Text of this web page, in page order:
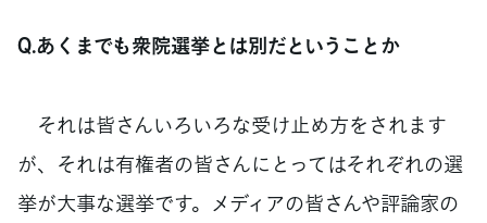
Q.あくまでも衆院選挙とは別だということか
それは皆さんいろいろな受け止め方をされます
が、それは有権者の皆さんにとってはそれぞれの選
挙が大事な選挙です。メディアの皆さんや評論家の